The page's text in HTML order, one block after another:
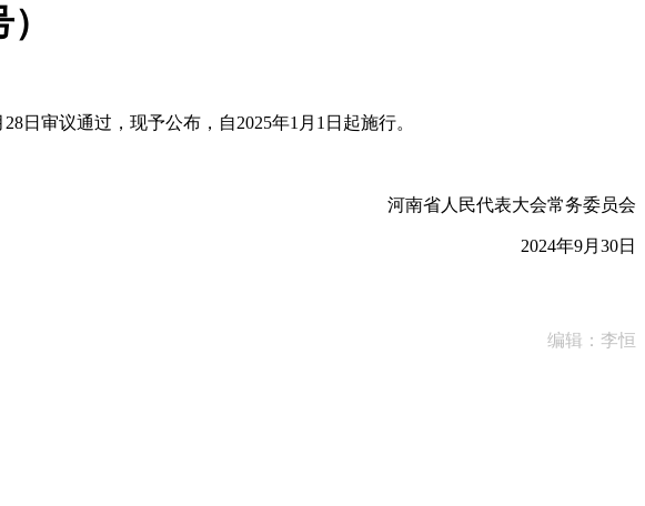
审议通过，现予公布，自2025年1月1日起施行。
河南省人民代表大会常务委员会
2024年9月30日
编辑：李恒